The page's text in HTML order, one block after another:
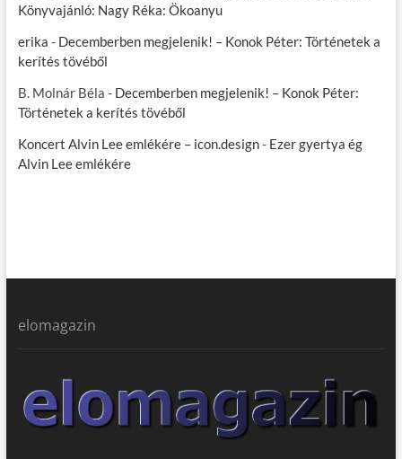
Könyvajánló: Nagy Réka: Ökoanyu
erika - Decemberben megjelenik! – Konok Péter: Történetek a
kerítés tövéből
B. Molnár Béla - Decemberben megjelenik! – Konok Péter:
Történetek a kerítés tövéből
Koncert Alvin Lee emlékére – icon.design- Ezer gyertya ég
Alvin Lee emlékére
elomagazin